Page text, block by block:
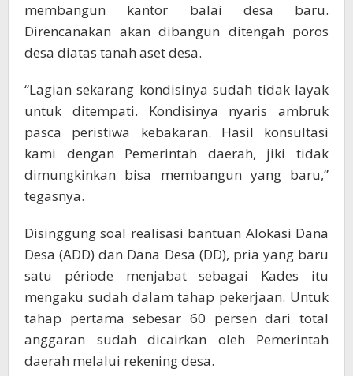
membangun kantor balai desa baru.
Direncanakan akan dibangun ditengah poros
desa diatas tanah aset desa.
“Lagian sekarang kondisinya sudah tidak layak
untuk ditempati. Kondisinya nyaris ambruk
pasca peristiwa kebakaran. Hasil konsultasi
kami dengan Pemerintah daerah, jiki tidak
dimungkinkan bisa membangun yang baru,”
tegasnya.
Disinggung soal realisasi bantuan Alokasi Dana
Desa (ADD) dan Dana Desa (DD), pria yang baru
satu période menjabat sebagai Kades itu
mengaku sudah dalam tahap pekerjaan. Untuk
tahap pertama sebesar 60 persen dari total
anggaran sudah dicairkan oleh Pemerintah
daerah melalui rekening desa.